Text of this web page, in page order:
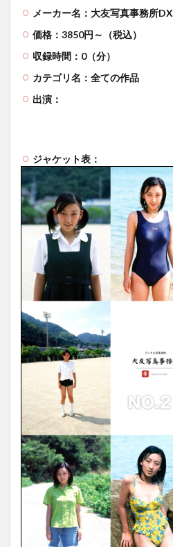
メーカー名：大友写真事務所DX
価格：3850円～（税込）
収録時間：0（分）
カテゴリ名：全ての作品
出演：
ジャケット表：